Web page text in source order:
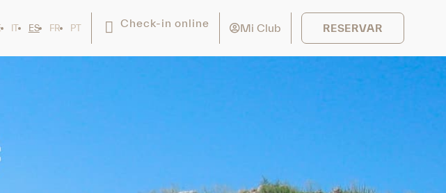
IT ES FR PT Check-in online Mi Club RESERVAR